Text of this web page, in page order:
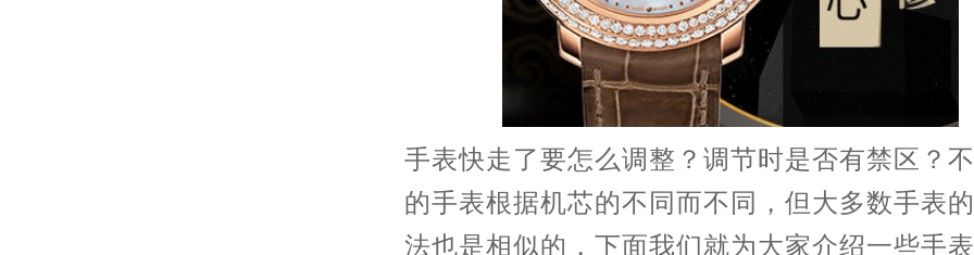
手表快走了要怎么调整？调节时是否有禁区？
的手表根据机芯的不同而不同，但大多数手表
法也是相似的，下面我们就为大家介绍一些手